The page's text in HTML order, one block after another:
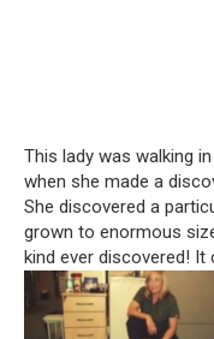
This lady was walking
when she made a
She discovered a
grown to enormous
kind ever discovered! It